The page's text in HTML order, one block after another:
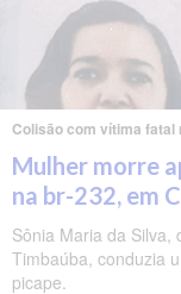
Colisão com vítima fatal
Mulher morre
na br-232, em
Sônia Maria da
Timbaúba, conduzia
picape.